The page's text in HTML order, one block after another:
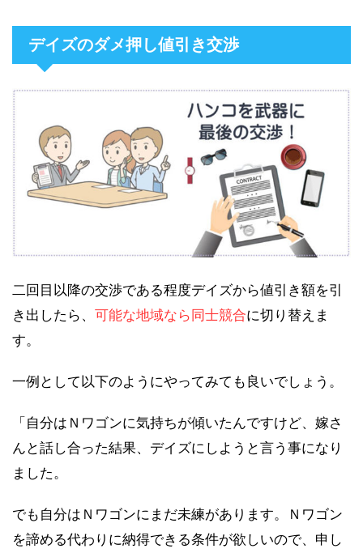
デイズのダメ押し値引き交渉
二回目以降の交渉である程度デイズから値引き額を引
き出したら、 可能な地域なら同士競合に切り替えま
す。
一例として以下のようにやってみても良いでしょう。
「自分はＮワゴンに気持ちが傾いたんですけど、嫁さ
んと話し合った結果、デイズにしようと言う事になり
ました。
でも自分はＮワゴンにまだ未練があります。Ｎワゴン
を諦める代わりに納得できる条件が欲しいので、申し